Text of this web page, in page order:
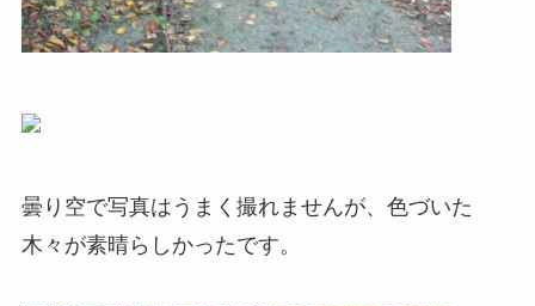
曇り空で写真はうまく撮れませんが、色づいた
木々が素晴らしかったです。